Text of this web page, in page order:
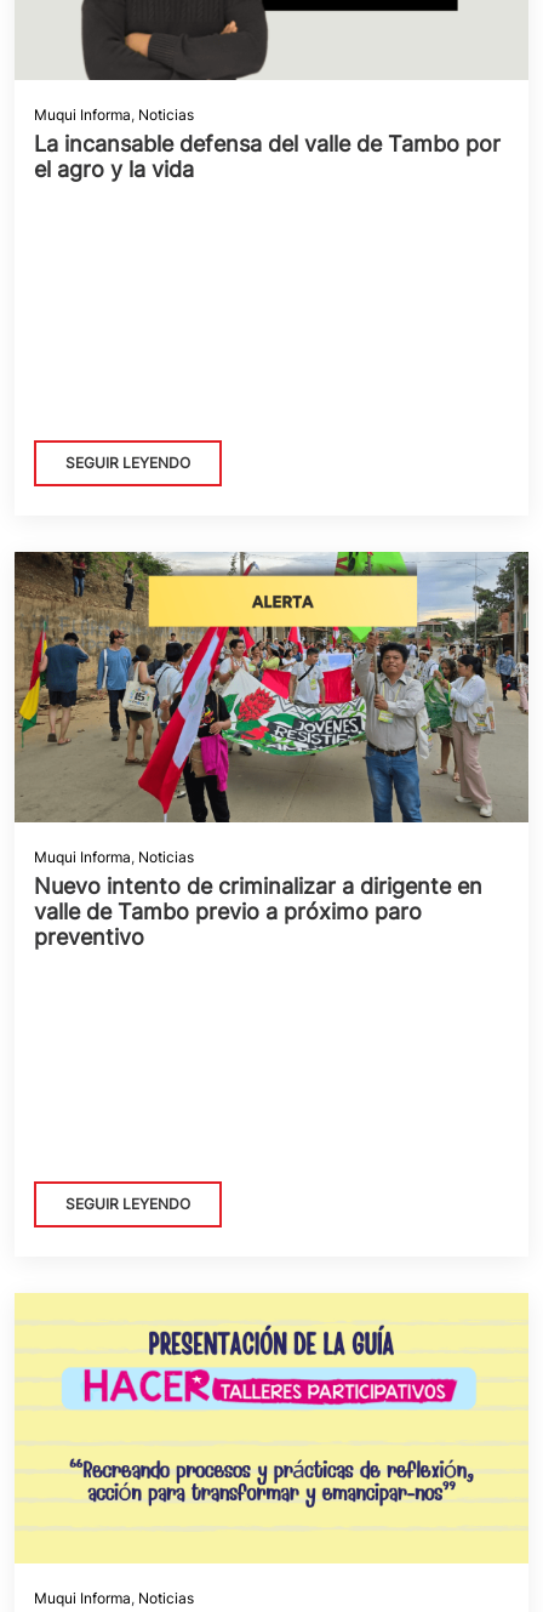
Muqui Informa, Noticias
La incansable defensa del valle de Tambo por
el agro y la vida
SEGUIR LEYENDO
Muqui Informa, Noticias
Nuevo intento de criminalizar a dirigente en
valle de Tambo previo a próximo paro
preventivo
SEGUIR LEYENDO
Muqui Informa, Noticias